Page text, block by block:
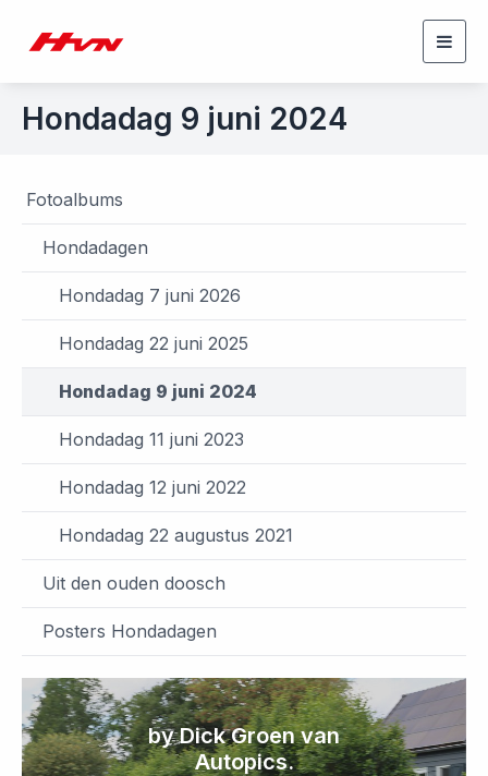
Hondadag 9 juni 2024
Fotoalbums
Hondadagen
Hondadag 7 juni 2026
Hondadag 22 juni 2025
Hondadag 9 juni 2024
Hondadag 11 juni 2023
Hondadag 12 juni 2022
Hondadag 22 augustus 2021
Uit den ouden doosch
Posters Hondadagen
by Dick Groen van
Autopics.